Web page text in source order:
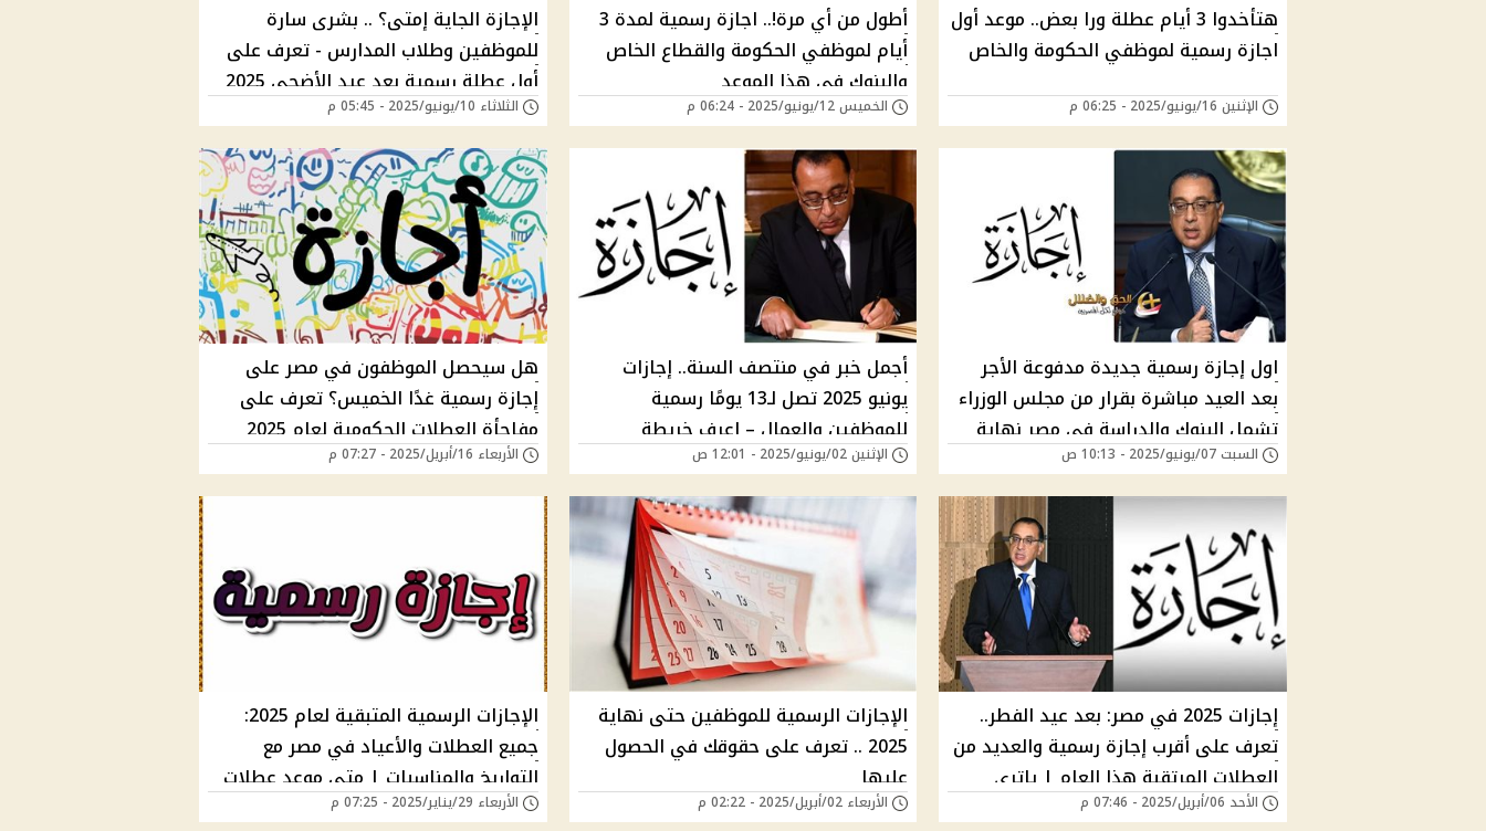
هتأخدوا 3 أيام عطلة ورا بعض.. موعد أول
اجازة رسمية لموظفي الحكومة والخاص
الإثنين 16/يونيو/2025 - 06:25 م
أطول من أي مرة!.. اجازة رسمية لمدة 3
أيام لموظفي الحكومة والقطاع الخاص
والبنوك في هذا الموعد
الخميس 12/يونيو/2025 - 06:24 م
الإجازة الجاية إمتى؟ .. بشرى سارة
للموظفين وطلاب المدارس - تعرف على
أول عطلة رسمية بعد عيد الأضحى 2025
وباقي الإجازات حتى نهاية العام
الثلاثاء 10/يونيو/2025 - 05:45 م
اول إجازة رسمية جديدة مدفوعة الأجر
بعد العيد مباشرة بقرار من مجلس الوزراء
تشمل البنوك والدراسة في مصر نهاية
يونيو واجتماعات حكومية لحسم موعدها
بالتاريخ
السبت 07/يونيو/2025 - 10:13 ص
أجمل خبر في منتصف السنة.. إجازات
يونيو 2025 تصل لـ13 يومًا رسمية
للموظفين والعمال – اعرف خريطة
العطلات وأول يوم راحة كبير
الإثنين 02/يونيو/2025 - 12:01 ص
هل سيحصل الموظفون في مصر على
إجازة رسمية غدًا الخميس؟ تعرف على
مفاجأة العطلات الحكومية لعام 2025
الأربعاء 16/أبريل/2025 - 07:27 م
إجازات 2025 في مصر: بعد عيد الفطر..
تعرف على أقرب إجازة رسمية والعديد من
العطلات المرتقبة هذا العام | ياتري
هتقعد في البيت كام يوم؟
الأحد 06/أبريل/2025 - 07:46 م
الإجازات الرسمية للموظفين حتى نهاية
2025 .. تعرف على حقوقك في الحصول
عليها
الأربعاء 02/أبريل/2025 - 02:22 م
الإجازات الرسمية المتبقية لعام 2025:
جميع العطلات والأعياد في مصر مع
التواريخ والمناسبات | متى موعد عطلات
البنوك والمدارس والجامعات؟
الأربعاء 29/يناير/2025 - 07:25 م